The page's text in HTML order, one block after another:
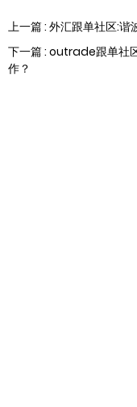
上一篇 : 外汇跟单社区:
下一篇 : outrade跟单社
作？